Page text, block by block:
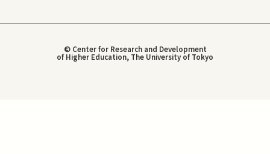
© Center for Research and Development
of Higher Education, The University of Tokyo